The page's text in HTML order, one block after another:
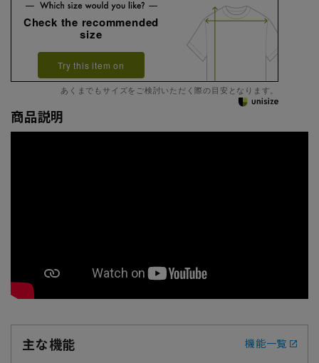
Check the recommended
size
Try this item on
あくまでもサイズをご検討いただく際の目安となります。
商品説明
主な機能 機能一覧